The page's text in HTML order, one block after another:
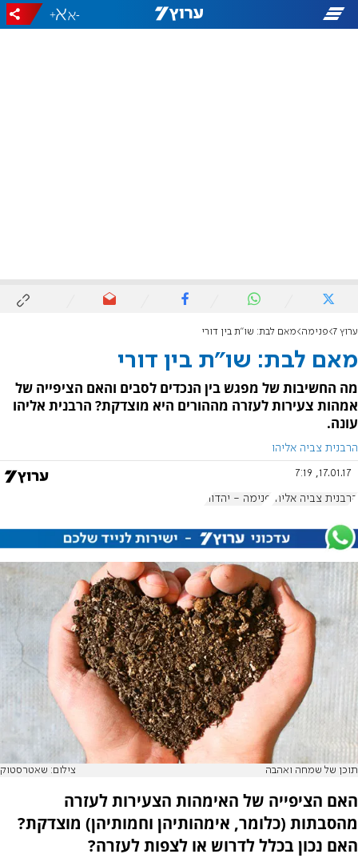
-
+
ערוץ 7 פנימה מאם לבת: שו"ת בין דורי
מאם לבת: שו"ת בין דורי
מה החשיבות של מפגש בין הנכדים לסבים והאם הציפייה של
אמהות צעירות לעזרה מההורים היא מוצדקת? הרבנית אליהו
עונה.
הרבנית צביה אליהו
17.01.17, 7:19
הרבנית צביה אליהו פנימה - יהדות
תוכן של שמחה ואהבה צילום: שאטרסטוק
האם הציפייה של האימהות הצעירות לעזרה
מהסבתות (כלומר, אימהותיהן וחמותיהן) מוצדקת?
האם נכון בכלל לדרוש או לצפות לעזרה?